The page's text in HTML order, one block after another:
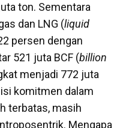
ton. Sementara
dan LNG (liquid
persen dengan
521 juta BCF (billion
menjadi 772 juta
komitmen dalam
terbatas, masih
Mengapa